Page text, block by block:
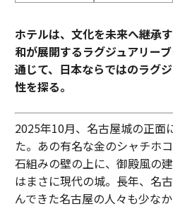
ホテルは、文化を未来へ継承
和が展開するラグジュアリー
通じて、日本ならではのラグ
性を探る。
2025年10月、名古屋城の正面
た。あの有名な金のシャチホ
石組みの壁の上に、御殿風の
はまさに現代の城。長年、名
んできた名古屋の人々も少な